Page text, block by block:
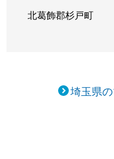
北葛飾郡杉戸町
埼玉県